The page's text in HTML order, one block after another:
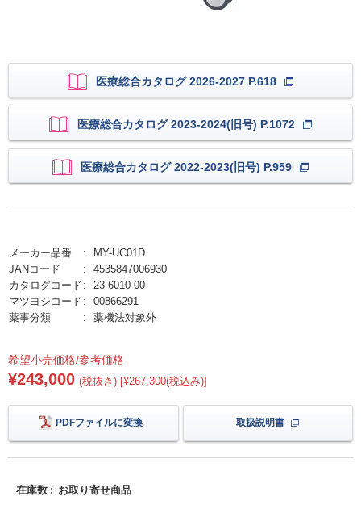
医療総合カタログ 2026-2027 P.618
医療総合カタログ 2023-2024(旧号) P.1072
医療総合カタログ 2022-2023(旧号) P.959
メーカー品番
MY-UC01D
JANコード
4535847006930
カタログコード
23-6010-00
マツヨシコード
00866291
薬事分類
薬機法対象外
希望小売価格/参考価格
¥243,000 (税抜き) [¥267,300(税込み)]
PDFファイルに変換 取扱説明書
在庫数 お取り寄せ商品